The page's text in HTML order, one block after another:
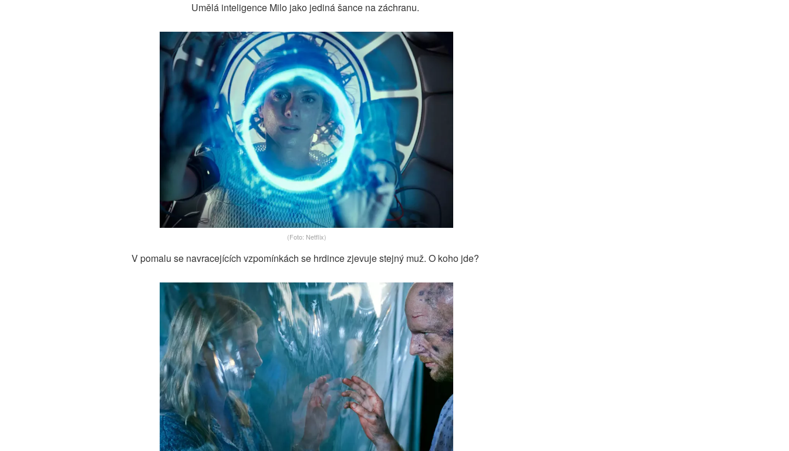
Umělá inteligence Milo jako jediná šance na záchranu.
(Foto: Netflix)
V pomalu se navracejících vzpomínkách se hrdince zjevuje stejný muž. O koho jde?